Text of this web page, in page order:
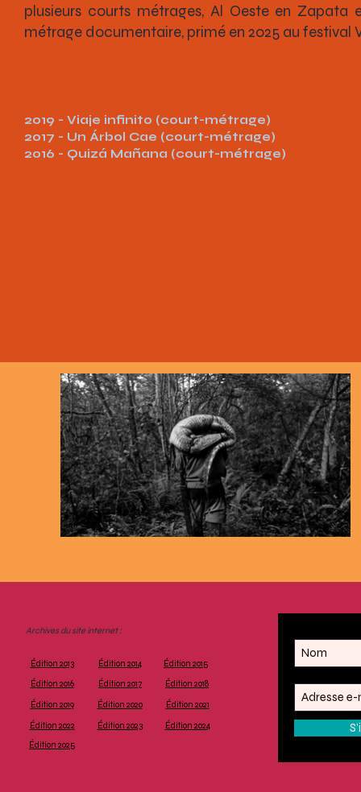
plusieurs courts métrages, Al Oeste en Zapata
métrage documentaire, primé en 2025 au festival
2019 - Viaje infinito (court-métrage)
2017 - Un Árbol Cae (court-métrage)
2016 - Quizá Mañana (court-métrage)
Archives du site internet :
Édition 2013
Édition 2016
Édition 2019
Édition 2022
Édition 2014
Édition 2017
Édition 2020
Édition 2023
Édition 2015
Édition 2018
Édition 2021
Édition 2024
Édition 2025